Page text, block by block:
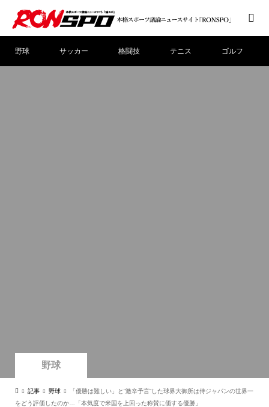
野球 サッカー 格闘技 テニス ゴルフ
野球
記事 野球
「優勝は難しい」と“激辛予言”した球界大御所は侍ジャパンの世界一
をどう評価したのか…「本気度で米国を上回った称賛に価する優勝」